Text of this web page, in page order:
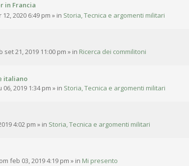
in Francia
12, 2020 6:49 pm » in Storia, Tecnica e argomenti militari
set 21, 2019 11:00 pm » in Ricerca dei commilitoni
italiano
06, 2019 1:34 pm » in Storia, Tecnica e argomenti militari
4:02 pm » in Storia, Tecnica e argomenti militari
feb 03, 2019 4:19 pm » in Mi presento